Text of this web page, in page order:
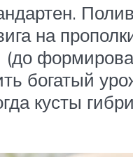
на
богатый
кусты